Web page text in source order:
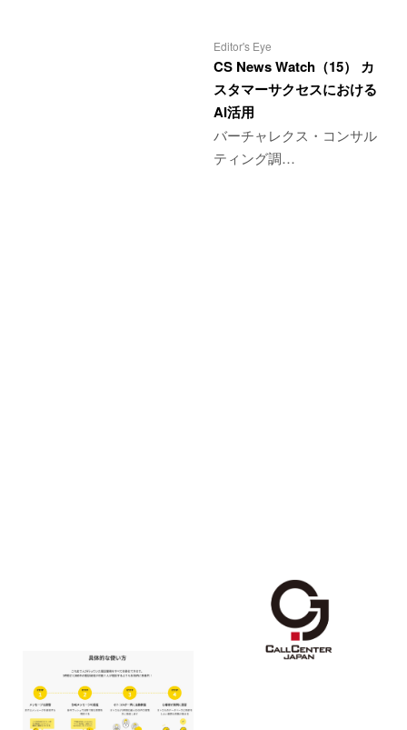
Editor's Eye
CS News Watch（15） カ
スタマーサクセスにおける
AI活用
バーチャレクス・コンサル
ティング調…